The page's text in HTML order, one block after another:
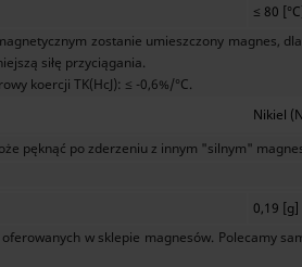
≤ 80
zostanie umieszczony magnes,
siłę przyciągania.
koercji TK(HcJ): ≤ -0,6%/°C.
Nikiel
pęknąć po zderzeniu z innym "silnym"
0,19 [g]
w sklepie magnesów. Polecamy